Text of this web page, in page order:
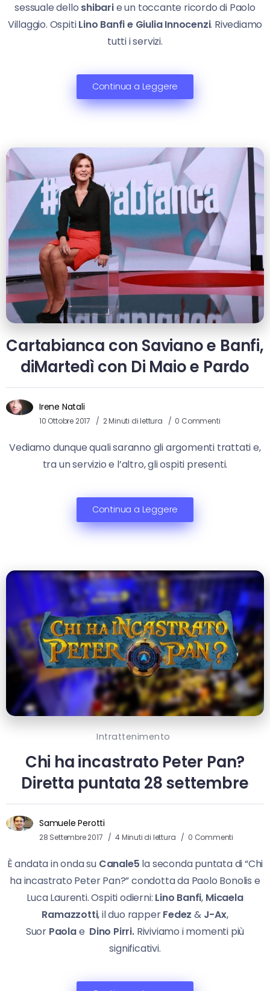
sessuale dello shibarie un toccante ricordo di Paolo
Villaggio. OspitiLino Banfi e Giulia Innocenzi. Rivediamo
tutti i servizi.
Continua a Leggere
Cartabianca con Saviano e Banfi,
diMartedì con Di Maio e Pardo
Irene Natali
10 Ottobre 2017 2 Minuti di lettura 0 Commenti
Vediamo dunque quali saranno gli argomenti trattati e,
tra un servizio e l’altro, gli ospiti presenti.
Continua a Leggere
Intrattenimento
Chi ha incastrato Peter Pan?
Diretta puntata 28 settembre
Samuele Perotti
28 Settembre 2017 4 Minuti di lettura 0 Commenti
È andata in onda su Canale5 la seconda puntata di “Chi
ha incastrato Peter Pan?” condotta da Paolo Bonolis e
Luca Laurenti. Ospiti odierni: Lino Banfi, Micaela
Ramazzotti, il duo rapperFedez & J-Ax,
Suor Paolae Dino Pirri. Riviviamo i momenti più
significativi.